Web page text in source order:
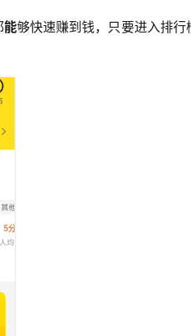
能够快速赚到钱，只要进入排行